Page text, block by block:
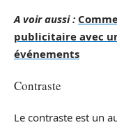
A voir aussi :
publicitaire avec
événements
Contraste
Le contraste est un